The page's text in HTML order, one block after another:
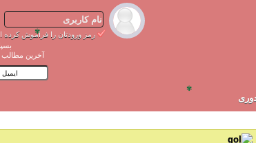
رمز ورودتان را فراموش کرده
آخرین مطالب
✾